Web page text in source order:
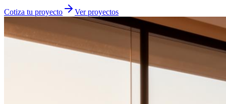
Cotiza tu proyecto Ver proyectos